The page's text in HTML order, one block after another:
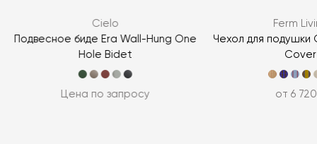
Cielo
Подвесное биде Era Wall-Hung One
Hole Bidet
Цена по запросу
Ferm
Чехол для подушки
Cover
от 6